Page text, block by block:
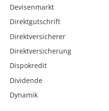
Devisenmarkt
Direktgutschrift
Direktversicherer
Direktversicherung
Dispokredit
Dividende
Dynamik